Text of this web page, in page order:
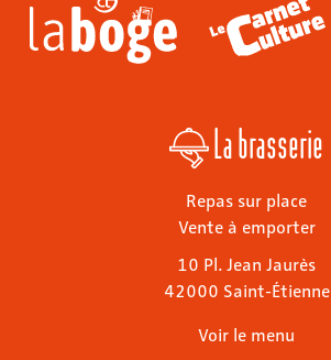
La brasserie
Repas sur place
Vente à emporter
10 Pl. Jean Jaurès
42000 Saint-Étienne
Voir le menu